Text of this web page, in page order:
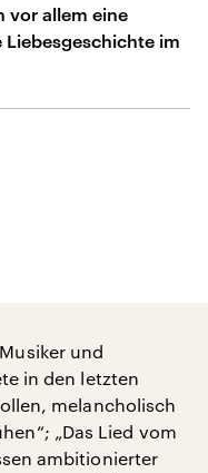
vor allem eine
im
und
in den letzten
melancholisch
„Das Lied vom
ambitionierter